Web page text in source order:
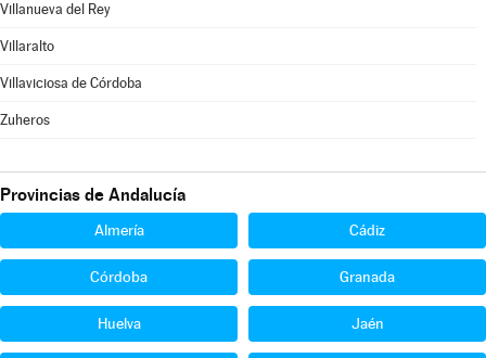
Villanueva del Rey
Villaralto
Villaviciosa de Córdoba
Zuheros
Provincias de Andalucía
Almería Cádiz
Córdoba Granada
Huelva Jaén